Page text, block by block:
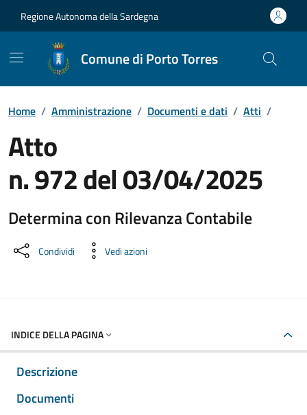
Regione Autonoma della Sardegna
Comune di Porto Torres
Home / Amministrazione / Documenti e dati / Atti /
Atto
n. 972 del 03/04/2025
Determina con Rilevanza Contabile
Dettaglio del documento
Condividi Vedi azioni
INDICE DELLA PAGINA
Descrizione
Documenti